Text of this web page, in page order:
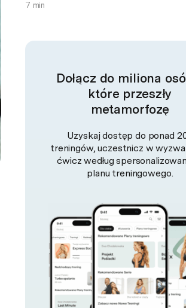
7 min
Dołącz do miliona
które przeszły
metamorfozę
Uzyskaj dostęp do ponad
treningów, uczestnicz w
ćwicz według
planu treningowego.